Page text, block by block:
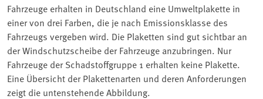
Fahrzeuge erhalten in Deutschland eine Umweltplakette in
einer von drei Farben, die je nach Emissionsklasse des
Fahrzeugs vergeben wird. Die Plaketten sind gut sichtbar an
der Windschutzscheibe der Fahrzeuge anzubringen. Nur
Fahrzeuge der Schadstoffgruppe 1 erhalten keine Plakette.
Eine Übersicht der Plakettenarten und deren Anforderungen
zeigt die untenstehende Abbildung.